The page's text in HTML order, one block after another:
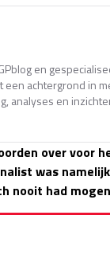
en
achtergrond in
analyses en
over voor
was
nooit had